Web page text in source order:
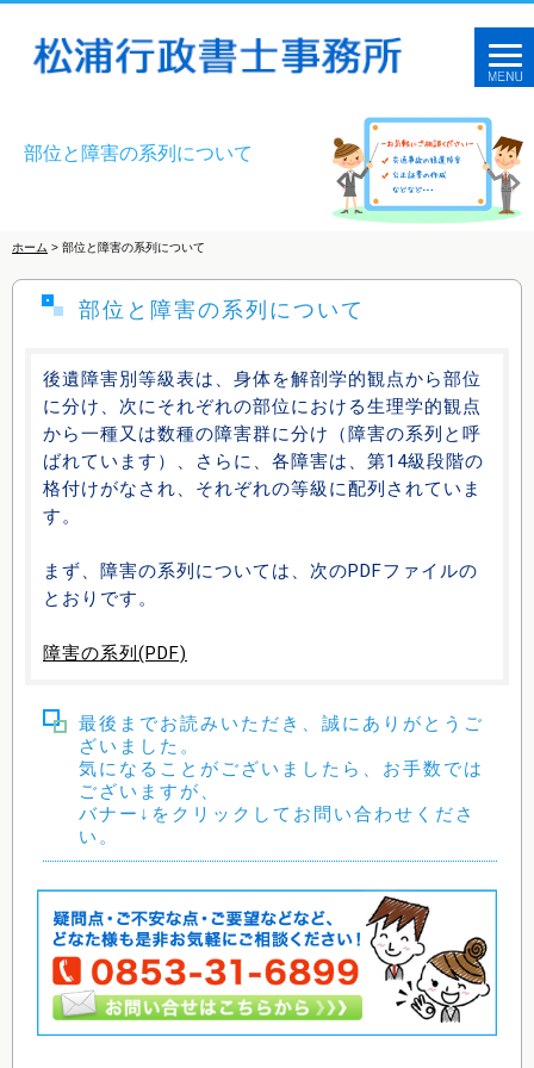
部位と障害の系列について
ホーム > 部位と障害の系列について
部位と障害の系列について
後遺障害別等級表は、身体を解剖学的観点から部位
に分け、次にそれぞれの部位における生理学的観点
から一種又は数種の障害群に分け（障害の系列と呼
ばれています）、さらに、各障害は、第14級段階の
格付けがなされ、それぞれの等級に配列されていま
す。
まず、障害の系列については、次のPDFファイルの
とおりです。
障害の系列(PDF)
最後までお読みいただき、誠にありがとうご
ざいました。
気になることがございましたら、お手数では
ございますが、
バナー↓をクリックしてお問い合わせくださ
い。